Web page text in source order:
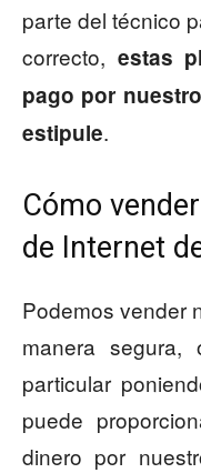
parte del técnico
correcto, estas
pago por
estipule.
Cómo
de Internet
Podemos vender
manera
particular
puede
dinero por